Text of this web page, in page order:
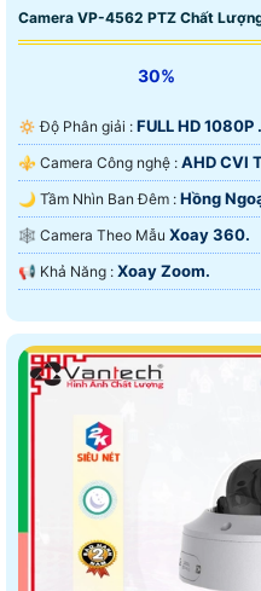
Camera VP-4562 PTZ Chất
30%
🔅 Độ Phân giải : FULL HD 1080P .
⚜️ Camera Công nghệ : AHD CVI
🌙 Tầm Nhìn Ban Đêm : Hồng
🕸️ Camera Theo Mẫu Xoay 360.
️📢 Khả Năng : Xoay Zoom.